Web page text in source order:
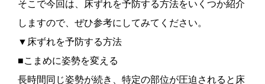
そこで今回は、床ずれを予防する方法をいくつか紹介
しますので、ぜひ参考にしてみてください。
▼床ずれを予防する方法
■こまめに姿勢を変える
長時間同じ姿勢が続き、特定の部位が圧迫されると床